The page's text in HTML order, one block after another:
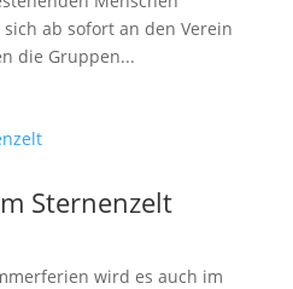
ab sofort an den Verein
die Gruppen...
Sternenzelt
wird es auch im